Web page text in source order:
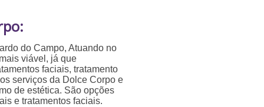
do Campo, Atuando no
viável, já que
faciais, tratamento
serviços da Dolce Corpo e
de estética. São opções
e tratamentos faciais.